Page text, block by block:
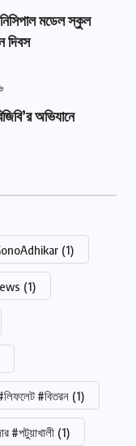
মডেল স্কুল
দিবস
অভিযানে
(1)
(1)
#বিতরন (1)
#পটুয়াখালী (1)